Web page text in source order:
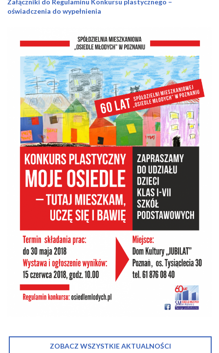
Załączniki do Regulaminu Konkursu plastycznego –
oświadczenia do wypełnienia
ZOBACZ WSZYSTKIE AKTUALNOŚCI